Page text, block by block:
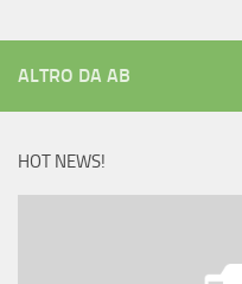
ALTRO DA AB
HOT NEWS!